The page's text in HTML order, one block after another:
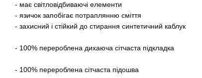
- має світловідбиваючі елементи
- язичок запобігає потраплянню сміття
- захисний і стійкий до стирання синтетичний каблук
- 100% перероблена дихаюча сітчаста підкладка
- 100% перероблена сітчаста підошва